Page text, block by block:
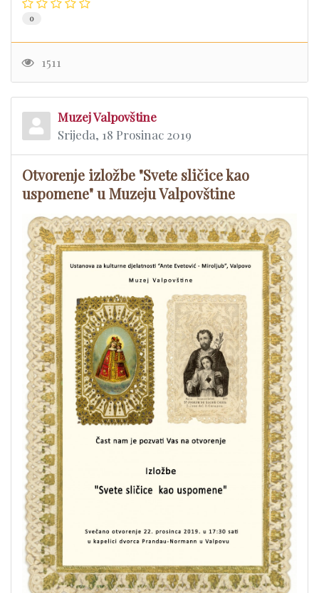
0
1511
Muzej Valpovštine
Srijeda, 18 Prosinac 2019
Otvorenje izložbe "Svete sličice kao
uspomene" u Muzeju Valpovštine